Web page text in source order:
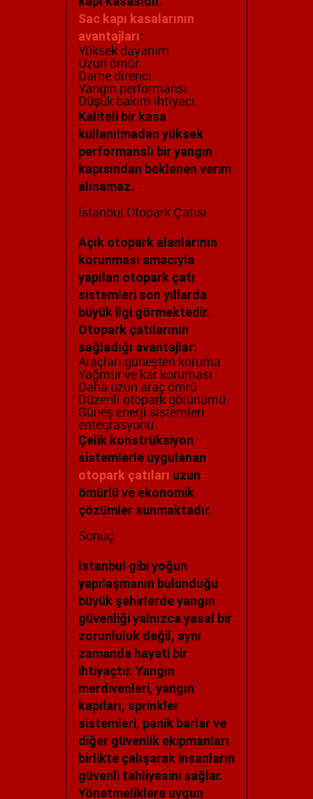
Sac kapı kasalarının
avantajları:
Yüksek dayanım
Uzun ömür
Darbe direnci
Yangın performansı
Düşük bakım ihtiyacı
Kaliteli bir kasa
kullanılmadan yüksek
performanslı bir yangın
kapısından beklenen verim
alınamaz.
İstanbul Otopark Çatısı
Açık otopark alanlarının
korunması amacıyla
yapılan otopark çatı
sistemleri son yıllarda
büyük ilgi görmektedir.
Otopark çatılarının
sağladığı avantajlar:
Araçları güneşten koruma
Yağmur ve kar koruması
Daha uzun araç ömrü
Düzenli otopark görünümü
Güneş enerji sistemleri
entegrasyonu
Çelik konstrüksiyon
sistemlerle uygulanan
otopark çatıları uzun
ömürlü ve ekonomik
çözümler sunmaktadır.
Sonuç
İstanbul gibi yoğun
yapılaşmanın bulunduğu
büyük şehirlerde yangın
güvenliği yalnızca yasal bir
zorunluluk değil, aynı
zamanda hayati bir
ihtiyaçtır. Yangın
merdivenleri, yangın
kapıları, sprinkler
sistemleri, panik barlar ve
diğer güvenlik ekipmanları
birlikte çalışarak insanların
güvenli tahliyesini sağlar.
Yönetmeliklere uygun